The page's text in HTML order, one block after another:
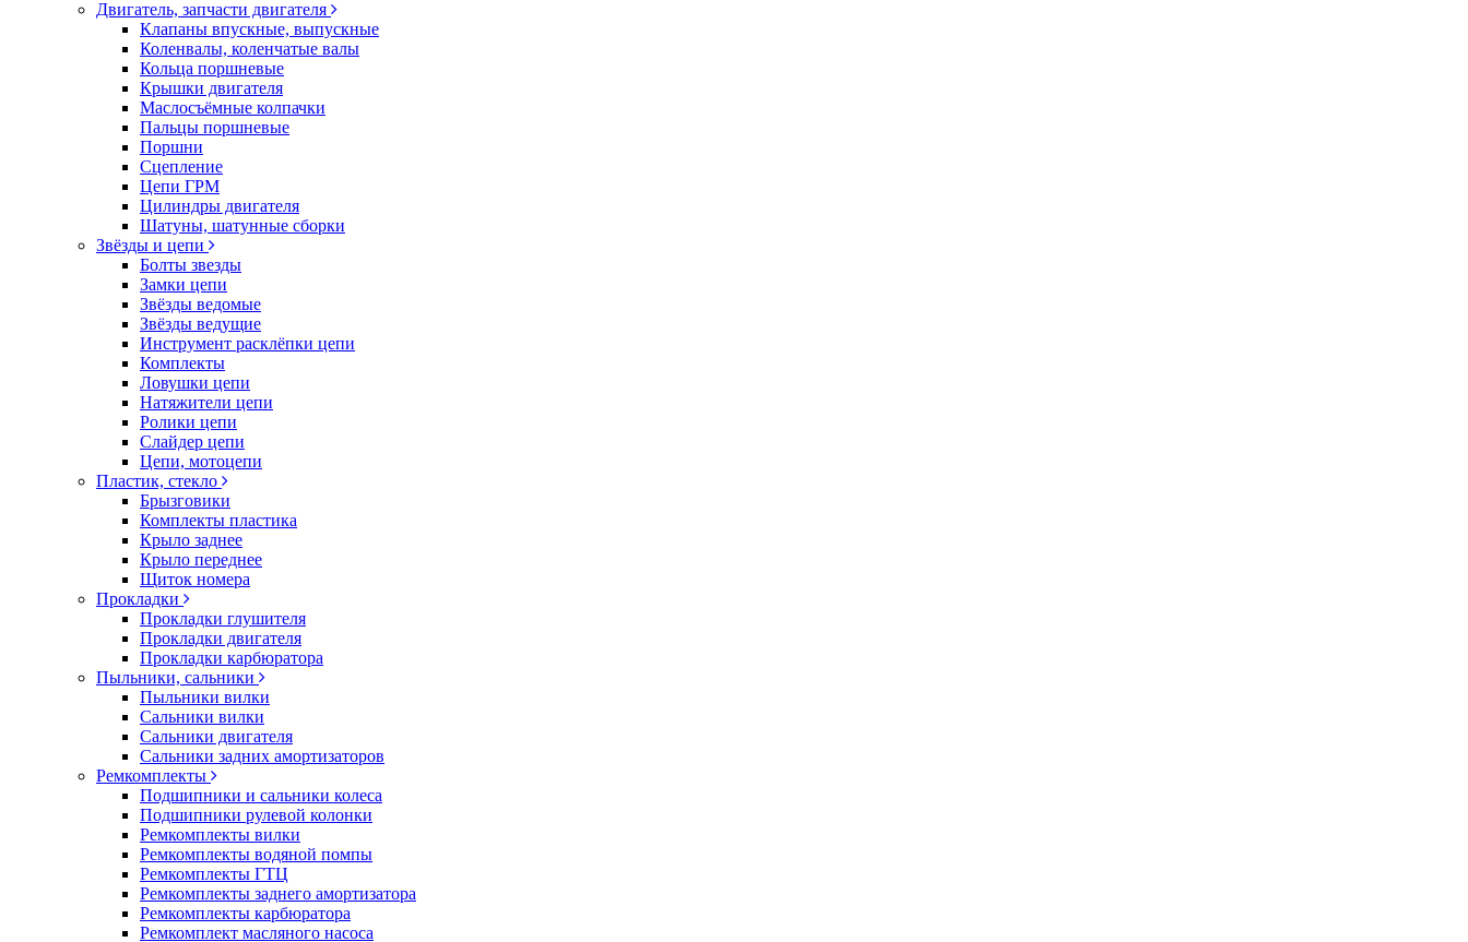
Двигатель, запчасти двигателя
Клапаны впускные, выпускные
Коленвалы, коленчатые валы
Кольца поршневые
Крышки двигателя
Маслосъёмные колпачки
Пальцы поршневые
Поршни
Сцепление
Цепи ГРМ
Цилиндры двигателя
Шатуны, шатунные сборки
Звёзды и цепи
Болты звезды
Замки цепи
Звёзды ведомые
Звёзды ведущие
Инструмент расклёпки цепи
Комплекты
Ловушки цепи
Натяжители цепи
Ролики цепи
Слайдер цепи
Цепи, мотоцепи
Пластик, стекло
Брызговики
Комплекты пластика
Крыло заднее
Крыло переднее
Щиток номера
Прокладки
Прокладки глушителя
Прокладки двигателя
Прокладки карбюратора
Пыльники, сальники
Пыльники вилки
Сальники вилки
Сальники двигателя
Сальники задних амортизаторов
Ремкомплекты
Подшипники и сальники колеса
Подшипники рулевой колонки
Ремкомплекты вилки
Ремкомплекты водяной помпы
Ремкомплекты ГТЦ
Ремкомплекты заднего амортизатора
Ремкомплекты карбюратора
Ремкомплект масляного насоса